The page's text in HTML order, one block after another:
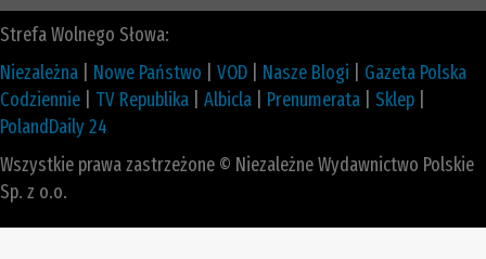
Strefa Wolnego Słowa:
Niezależna
Nowe Państwo VOD Nasze Blogi
Gazeta Polska
Codziennie
TV Republika Albicla Prenumerata Sklep
PolandDaily 24
Wszystkie prawa zastrzeżone © Niezależne Wydawnictwo Polskie
Sp. z o.o.